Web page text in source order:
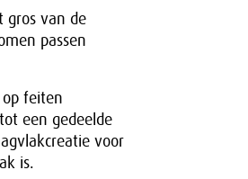
gros van de
passen
feiten
een gedeelde
voor
is.